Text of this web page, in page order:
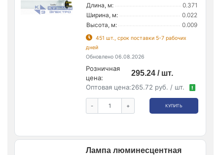
Длина, м:
0.371
Ширина, м:
0.022
Высота, м:
0.009
451 шт., срок поставки 5-7 рабочих
дней
Обновлено 06.08.2026
Розничная
цена:
295.24 / шт.
Оптовая цена:265.72 руб. / шт. !
- + КУПИТЬ
Лампа люминесцентная